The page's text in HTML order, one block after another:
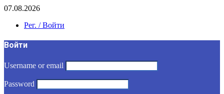
07.08.2026
Рег. / Войти
Войти
Username or email
Password